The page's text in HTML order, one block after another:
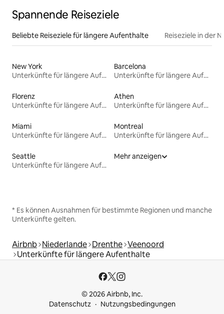
Spannende Reiseziele
Beliebte Reiseziele für längere Aufenthalte Reiseziele in der
New York
Unterkünfte für längere Aufenthalte
Barcelona
Unterkünfte für längere Aufenthalte
Florenz
Unterkünfte für längere Aufenthalte
Athen
Unterkünfte für längere Aufenthalte
Miami
Unterkünfte für längere Aufenthalte
Montreal
Unterkünfte für längere Aufenthalte
Seattle
Unterkünfte für längere Aufenthalte
Mehr anzeigen
* Es können Ausnahmen für bestimmte Regionen und manche
Unterkünfte gelten.
Airbnb Niederlande Drenthe Veenoord
Unterkünfte für längere Aufenthalte
© 2026 Airbnb, Inc.
Datenschutz
Nutzungsbedingungen